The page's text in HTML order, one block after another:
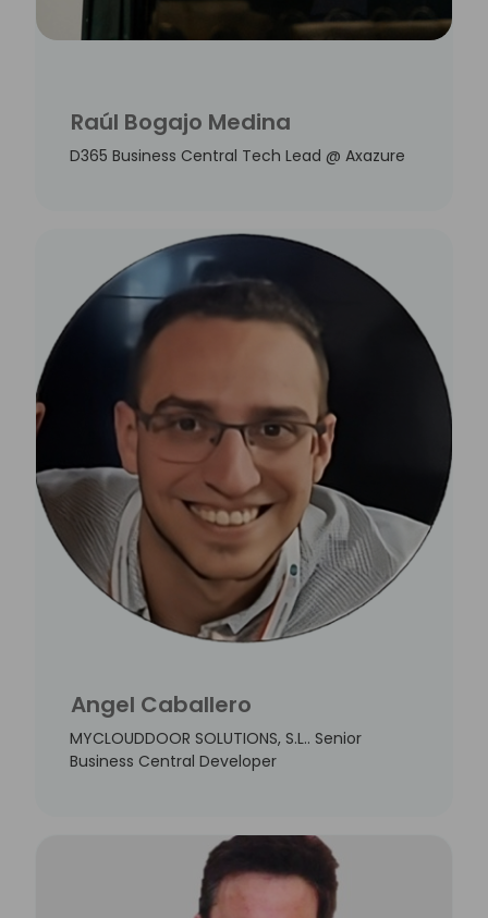
Raúl Bogajo Medina
D365 Business Central Tech Lead @ Axazure
Angel Caballero
MYCLOUDDOOR SOLUTIONS, S.L.. Senior
Business Central Developer